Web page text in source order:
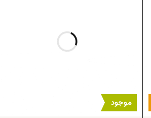
موجود